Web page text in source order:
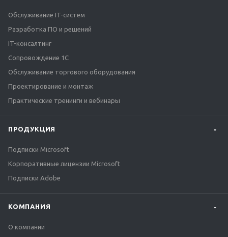
Обслуживание IT-систем
Разработка ПО и решений
IT-консалтинг
Сопровождение 1С
Обслуживание торгового оборудования
Проектирование и монтаж
Практические тренинги и вебинары
ПРОДУКЦИЯ
Подписки Microsoft
Корпоративные лицензии Microsoft
Подписки Adobe
КОМПАНИЯ
О компании